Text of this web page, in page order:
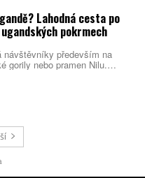
Lahodná cesta po
pokrmech
návštěvníky především na
gorily nebo pramen Nilu.
ale patří k zážitkům, které
příjemně překvapí. Staví